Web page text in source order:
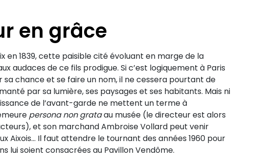
en grâce
en 1839, cette paisible cité évoluant en marge de la
audaces de ce fils prodigue. Si c’est logiquement à Paris
chance et se faire un nom, il ne cessera pourtant de
par sa lumière, ses paysages et ses habitants. Mais ni
de l’avant-garde ne mettent un terme à
persona non grataau musée (le directeur est alors
et son marchand Ambroise Vollard peut venir
Aixois… Il faut attendre le tournant des années 1960 pour
lui soient consacrées au Pavillon Vendôme.